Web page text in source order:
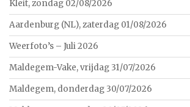
Kleit, zondag 02/08/2026
Aardenburg (NL), zaterdag 01/08/2026
Weerfoto’s – Juli 2026
Maldegem-Vake, vrijdag 31/07/2026
Maldegem, donderdag 30/07/2026